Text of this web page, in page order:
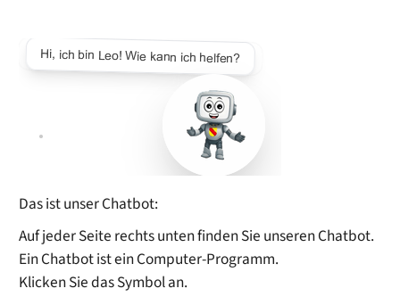
Das ist unser Chatbot:
Auf jeder Seite rechts unten finden Sie unseren Chatbot.
Ein Chatbot ist ein Computer-Programm.
Klicken Sie das Symbol an.